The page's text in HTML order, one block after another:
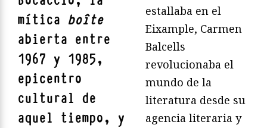
mítica boîte
abierta entre
1967 y 1985,
epicentro
cultural de
aquel tiempo, y
estallaba en el
Eixample, Carmen
Balcells
revolucionaba el
mundo de la
literatura desde su
agencia literaria y